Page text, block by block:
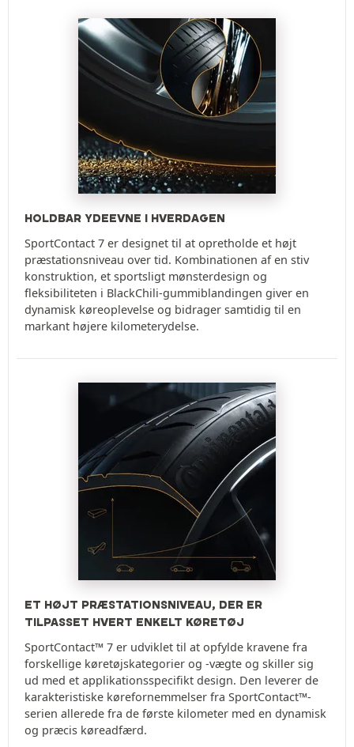
HOLDBAR YDEEVNE I HVERDAGEN
SportContact 7 er designet til at opretholde et højt
præstationsniveau over tid. Kombinationen af en stiv
konstruktion, et sportsligt mønsterdesign og
fleksibiliteten i BlackChili-gummiblandingen giver en
dynamisk køreoplevelse og bidrager samtidig til en
markant højere kilometerydelse.
ET HØJT PRÆSTATIONSNIVEAU, DER ER
TILPASSET HVERT ENKELT KØRETØJ
SportContact™ 7 er udviklet til at opfylde kravene fra
forskellige køretøjskategorier og -vægte og skiller sig
ud med et applikationsspecifikt design. Den leverer de
karakteristiske kørefornemmelser fra SportContact™-
serien allerede fra de første kilometer med en dynamisk
og præcis køreadfærd.